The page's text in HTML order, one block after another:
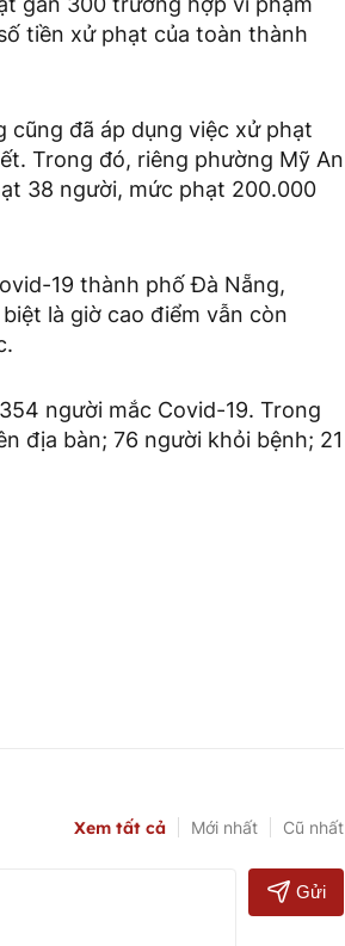
tiền xử phạt của toàn thành
cũng đã áp dụng việc xử phạt
Trong đó, riêng phường Mỹ An
38 người, mức phạt 200.000
19 thành phố Đà Nẵng,
là giờ cao điểm vẫn còn
người mắc Covid-19. Trong
địa bàn; 76 người khỏi bệnh; 21
Xem tất cả Mới nhất Cũ nhất
Gửi